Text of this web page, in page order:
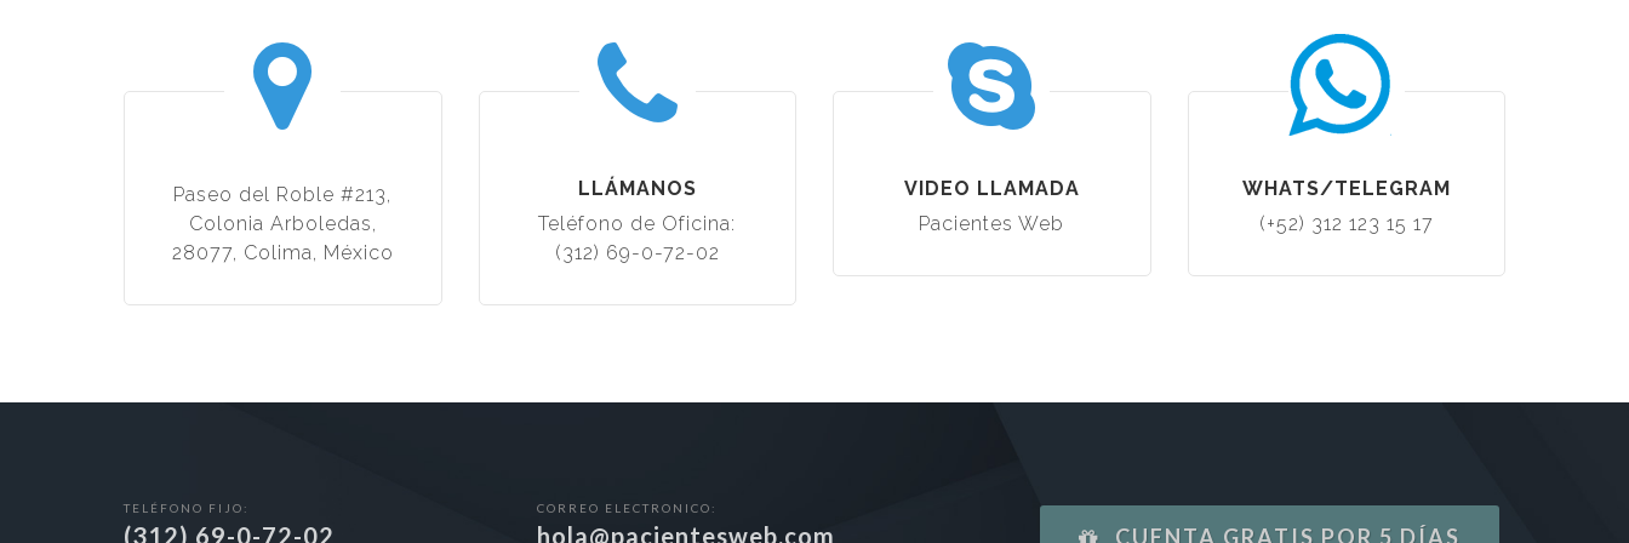
Paseo del Roble #213,
Colonia Arboledas,
28077, Colima, México
LLÁMANOS
Teléfono de Oficina:
(312) 69-0-72-02
VIDEO LLAMADA
Pacientes Web
WHATS/TELEGRAM
(+52) 312 123 15 17
TELÉFONO FIJO:
(312) 69-0-72-02
CORREO ELECTRONICO:
hola@pacientesweb.com CUENTA GRATIS POR 5 DÍAS